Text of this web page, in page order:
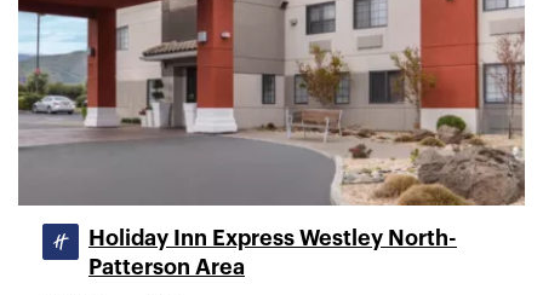
Holiday Inn Express Westley North-
Patterson Area